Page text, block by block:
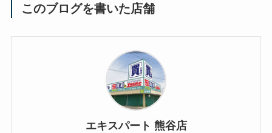
このブログを書いた店舗
エキスパート 熊谷店